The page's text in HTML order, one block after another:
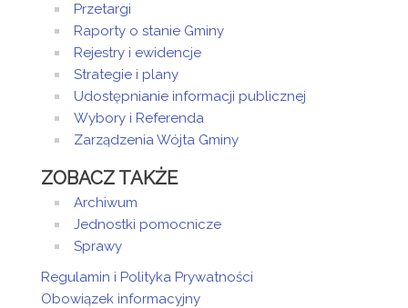
Przetargi
Raporty o stanie Gminy
Rejestry i ewidencje
Strategie i plany
Udostępnianie informacji publicznej
Wybory i Referenda
Zarządzenia Wójta Gminy
ZOBACZ TAKŻE
Archiwum
Jednostki pomocnicze
Sprawy
Regulamin i Polityka Prywatności
Obowiązek informacyjny